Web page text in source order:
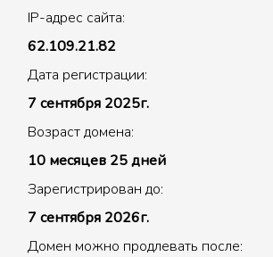
IP-адрес сайта:
62.109.21.82
Дата регистрации:
7 сентября 2025г.
Возраст домена:
10 месяцев 25 дней
Зарегистрирован до:
7 сентября 2026г.
Домен можно продлевать после: